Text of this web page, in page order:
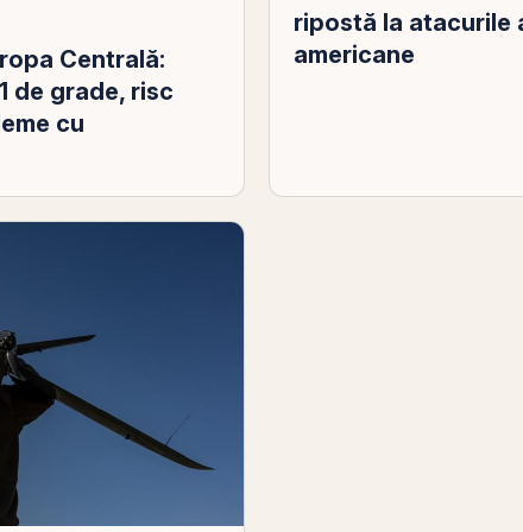
Centrală:
de grade, risc
cu
ripostă la atacurile
americane